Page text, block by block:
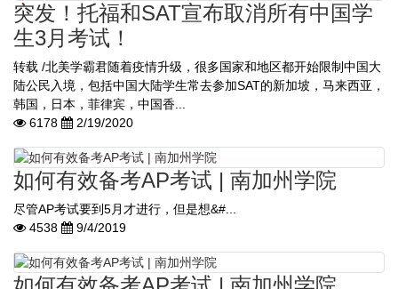
突发！托福和SAT宣布取消所有中国学
生3月考试！
转载 /北美学霸君随着疫情升级，很多国家和地区都开始限制中国大
陆公民入境，包括中国大陆学生常去参加SAT的新加坡，马来西亚，
韩国，日本，菲律宾，中国香...
6178
2/19/2020
如何有效备考AP考试 | 南加州学院
尽管AP考试要到5月才进行，但是想&#...
4538
9/4/2019